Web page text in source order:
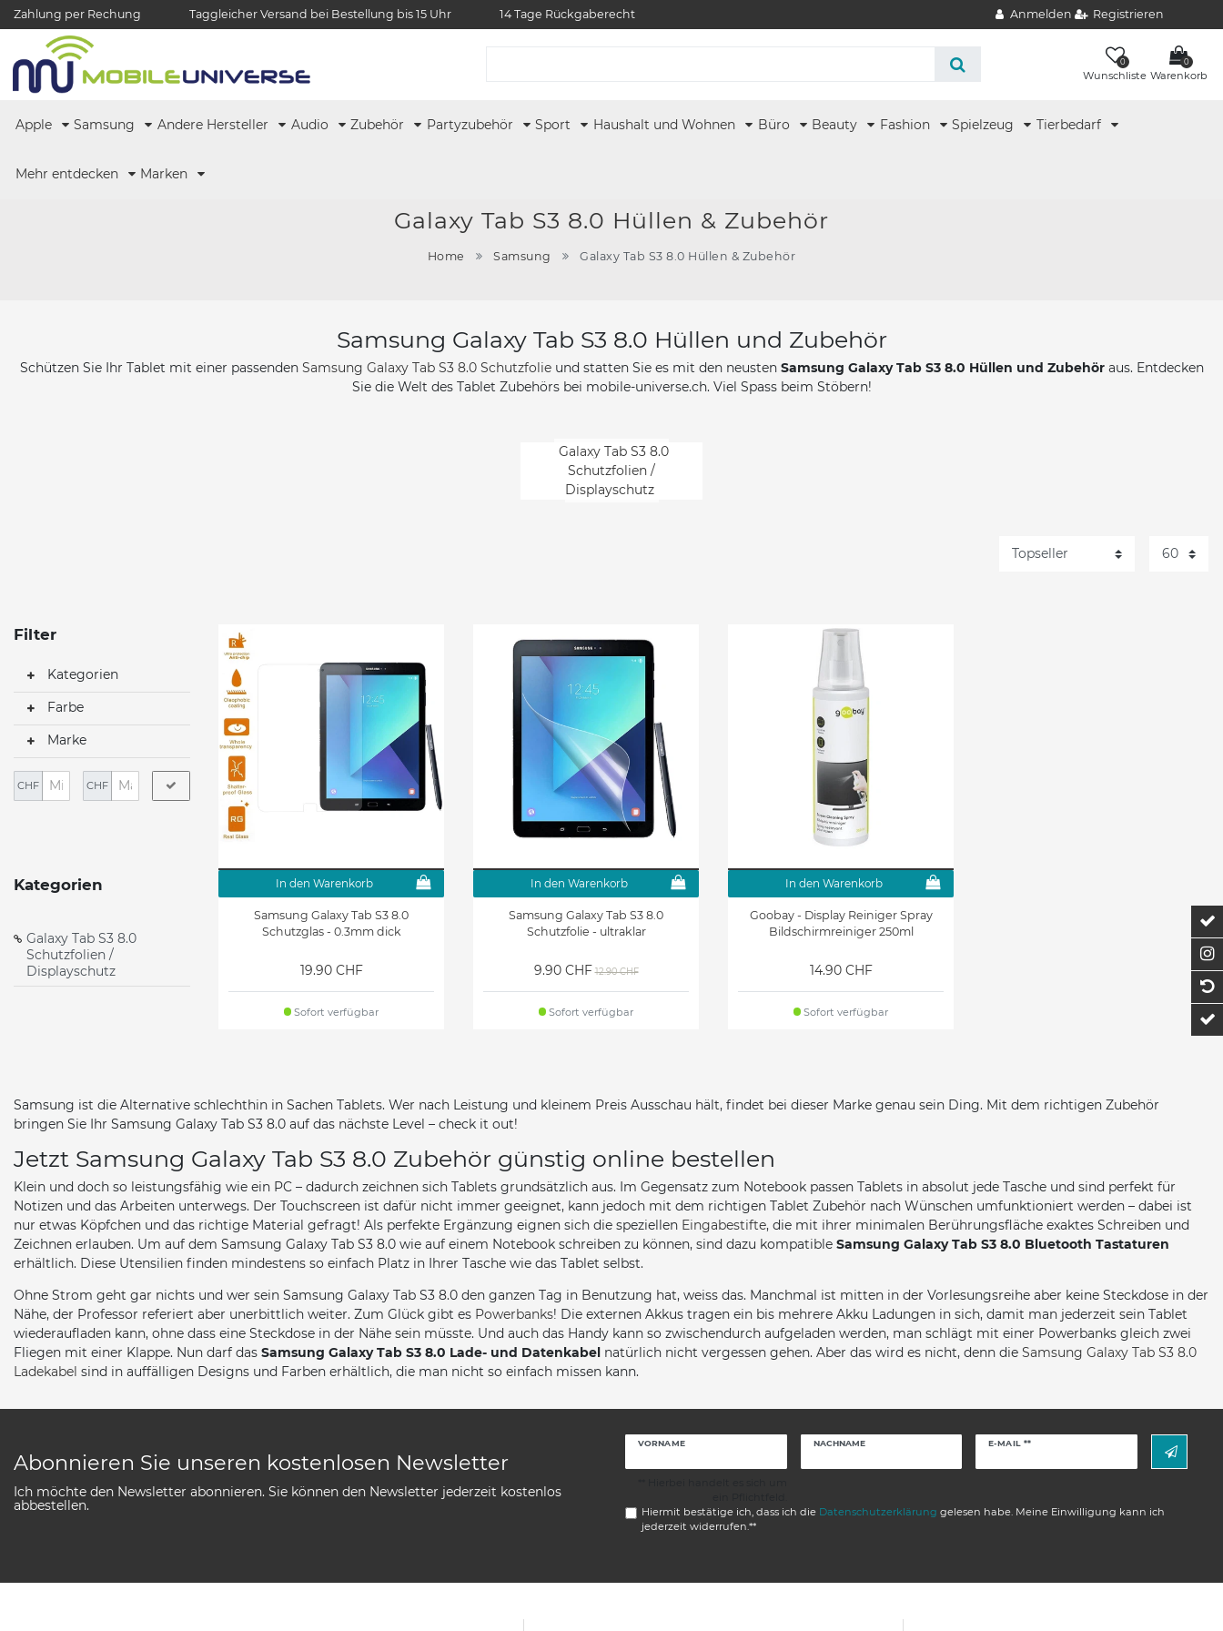
Zahlung per Rechung Taggleicher Versand bei Bestellung bis 15 Uhr 14 Tage Rückgaberecht Anmelden Registrieren
0
Wunschliste
0
Warenkorb
Apple Samsung Andere Hersteller Audio Zubehör Partyzubehör Sport Haushalt und Wohnen Büro Beauty Fashion Spielzeug Tierbedarf
Mehr entdecken Marken
Galaxy Tab S3 8.0 Hüllen & Zubehör
Home Samsung Galaxy Tab S3 8.0 Hüllen & Zubehör
Samsung Galaxy Tab S3 8.0 Hüllen und Zubehör
Schützen Sie Ihr Tablet mit einer passenden Samsung Galaxy Tab S3 8.0 Schutzfolieund statten Sie es mit den neusten Samsung Galaxy Tab S3 8.0 Hüllen und Zubehöraus. Entdecken
Sie die Welt des Tablet Zubehörs bei mobile-universe.ch. Viel Spass beim Stöbern!
Galaxy Tab S3 8.0
Schutzfolien /
Displayschutz
Filter
Kategorien
Farbe
Marke
CHF CHF
Kategorien
Galaxy Tab S3 8.0
Schutzfolien /
Displayschutz
In den Warenkorb
Samsung Galaxy Tab S3 8.0
Schutzglas - 0.3mm dick
19.90 CHF
Sofort verfügbar
In den Warenkorb
Samsung Galaxy Tab S3 8.0
Schutzfolie - ultraklar
9.90 CHF 12.90 CHF
Sofort verfügbar
In den Warenkorb
Goobay - Display Reiniger Spray
Bildschirmreiniger 250ml
14.90 CHF
Sofort verfügbar
Samsung ist die Alternative schlechthin in Sachen Tablets. Wer nach Leistung und kleinem Preis Ausschau hält, findet bei dieser Marke genau sein Ding. Mit dem richtigen Zubehör
bringen Sie Ihr Samsung Galaxy Tab S3 8.0 auf das nächste Level – check it out!
Jetzt Samsung Galaxy Tab S3 8.0 Zubehör günstig online bestellen
Klein und doch so leistungsfähig wie ein PC – dadurch zeichnen sich Tablets grundsätzlich aus. Im Gegensatz zum Notebook passen Tablets in absolut jede Tasche und sind perfekt für
Notizen und das Arbeiten unterwegs. Der Touchscreen ist dafür nicht immer geeignet, kann jedoch mit dem richtigen Tablet Zubehör nach Wünschen umfunktioniert werden – dabei ist
nur etwas Köpfchen und das richtige Material gefragt! Als perfekte Ergänzung eignen sich die speziellen Eingabestifte, die mit ihrer minimalen Berührungsfläche exaktes Schreiben und
Zeichnen erlauben. Um auf dem Samsung Galaxy Tab S3 8.0 wie auf einem Notebook schreiben zu können, sind dazu kompatible Samsung Galaxy Tab S3 8.0 Bluetooth Tastaturen
erhältlich. Diese Utensilien finden mindestens so einfach Platz in Ihrer Tasche wie das Tablet selbst.
Ohne Strom geht gar nichts und wer sein Samsung Galaxy Tab S3 8.0 den ganzen Tag in Benutzung hat, weiss das. Manchmal ist mitten in der Vorlesungsreihe aber keine Steckdose in der
Nähe, der Professor referiert aber unerbittlich weiter. Zum Glück gibt es Powerbanks! Die externen Akkus tragen ein bis mehrere Akku Ladungen in sich, damit man jederzeit sein Tablet
wiederaufladen kann, ohne dass eine Steckdose in der Nähe sein müsste. Und auch das Handy kann so zwischendurch aufgeladen werden, man schlägt mit einer Powerbanks gleich zwei
Fliegen mit einer Klappe. Nun darf das Samsung Galaxy Tab S3 8.0 Lade- und Datenkabel natürlich nicht vergessen gehen. Aber das wird es nicht, denn die Samsung Galaxy Tab S3 8.0
Ladekabel sind in auffälligen Designs und Farben erhältlich, die man nicht so einfach missen kann.
Abonnieren Sie unseren kostenlosen Newsletter
Ich möchte den Newsletter abonnieren. Sie können den Newsletter jederzeit kostenlos
abbestellen.
VORNAME NACHNAME E-MAIL **
Newsletter
Hiermit bestätige ich, dass ich die Daten­schutz­erklärung gelesen habe. Meine Einwilligung kann ich
jederzeit widerrufen.**